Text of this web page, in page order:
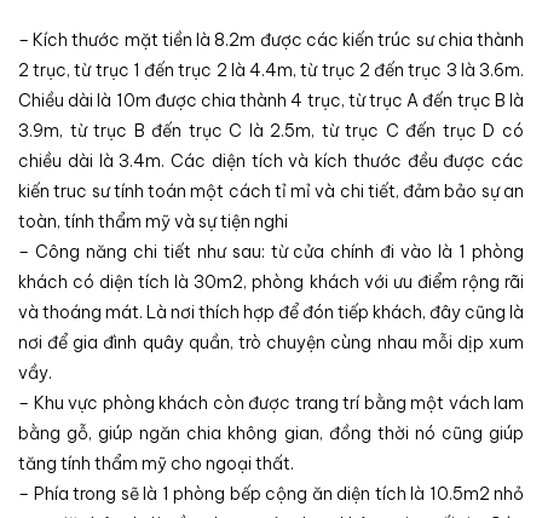
– Kích thước mặt tiền là 8.2m được các kiến trúc sư chia thành
2 trục, từ trục 1 đến trục 2 là 4.4m, từ trục 2 đến trục 3 là 3.6m.
Chiều dài là 10m được chia thành 4 trục, từ trục A đến trục B là
3.9m, từ trục B đến trục C là 2.5m, từ trục C đến trục D có
chiều dài là 3.4m. Các diện tích và kích thước đều được các
kiến truc sư tính toán một cách tỉ mỉ và chi tiết, đảm bảo sự an
toàn, tính thẩm mỹ và sự tiện nghi
– Công năng chi tiết như sau: từ cửa chính đi vào là 1 phòng
khách có diện tích là 30m2, phòng khách với ưu điểm rộng rãi
và thoáng mát. Là nơi thích hợp để đón tiếp khách, đây cũng là
nơi để gia đình quây quần, trò chuyện cùng nhau mỗi dịp xum
vầy.
– Khu vực phòng khách còn được trang trí bằng một vách lam
bằng gỗ, giúp ngăn chia không gian, đồng thời nó cũng giúp
tăng tính thẩm mỹ cho ngoại thất.
– Phía trong sẽ là 1 phòng bếp cộng ăn diện tích là 10.5m2 nhỏ